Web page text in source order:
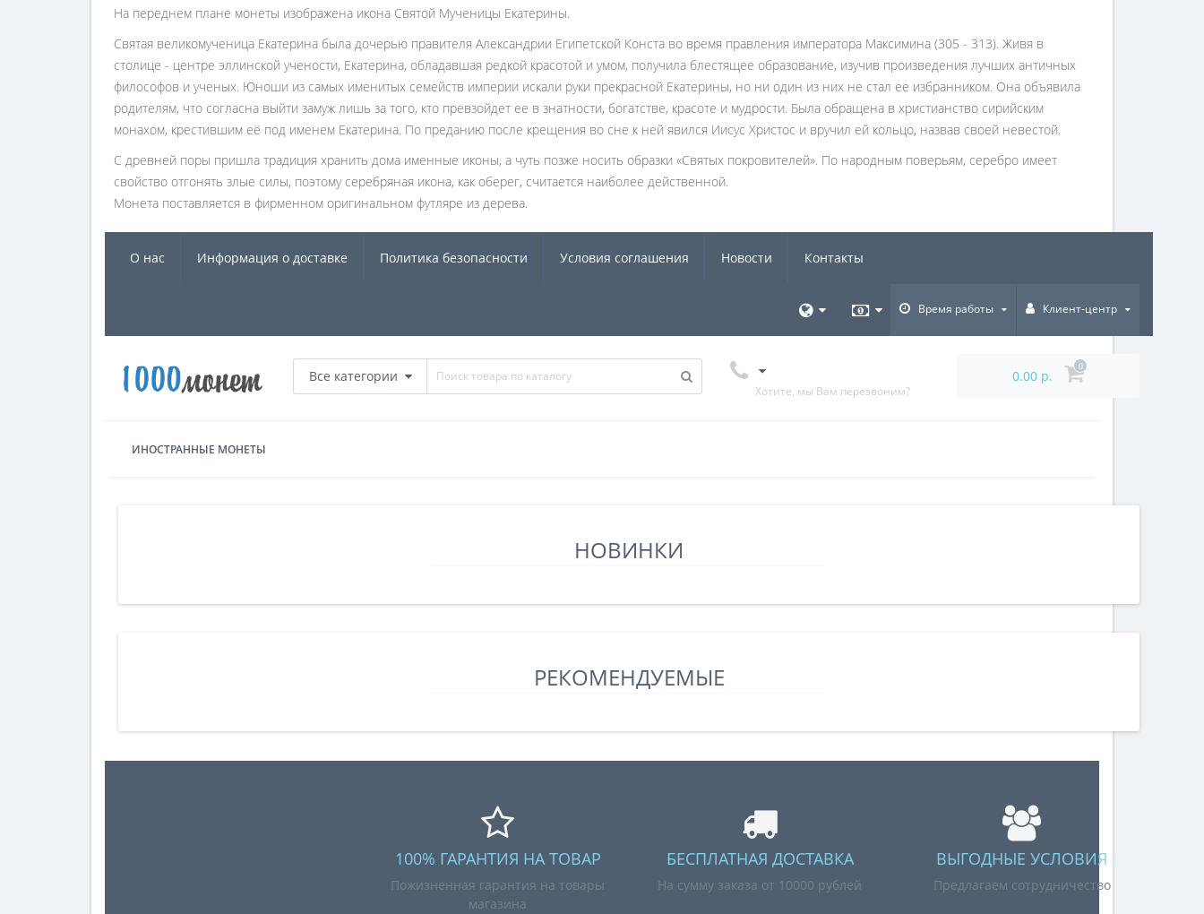
На переднем плане монеты изображена икона Святой Мученицы Екатерины.
Святая великомученица Екатерина была дочерью правителя Александрии Египетской Конста во время правления императора Максимина (305 - 313). Живя в
столице - центре эллинской учености, Екатерина, обладавшая редкой красотой и умом, получила блестящее образование, изучив произведения лучших античных
философов и ученых. Юноши из самых именитых семейств империи искали руки прекрасной Екатерины, но ни один из них не стал ее избранником. Она объявила
родителям, что согласна выйти замуж лишь за того, кто превзойдет ее в знатности, богатстве, красоте и мудрости. Была обращена в христианство сирийским
монахом, крестившим её под именем Екатерина. По преданию после крещения во сне к ней явился Иисус Христос и вручил ей кольцо, назвав своей невестой.
С древней поры пришла традиция хранить дома именные иконы, а чуть позже носить образки «Святых покровителей». По народным поверьям, серебро имеет
свойство отгонять злые силы, поэтому серебряная икона, как оберег, считается наиболее действенной.
Монета поставляется в фирменном оригинальном футляре из дерева.
О нас Информация о доставке Политика безопасности Условия соглашения Новости Контакты
Время работы Клиент-центр
Все категории
Хотите, мы Вам перезвоним?
0.00 р.
0
ИНОСТРАННЫЕ МОНЕТЫ
НОВИНКИ
РЕКОМЕНДУЕМЫЕ
100% ГАРАНТИЯ НА ТОВАР
Пожизненная гарантия на товары
магазина
БЕСПЛАТНАЯ ДОСТАВКА
На сумму заказа от 10000 рублей
ВЫГОДНЫЕ УСЛОВИЯ
Предлагаем сотрудничество